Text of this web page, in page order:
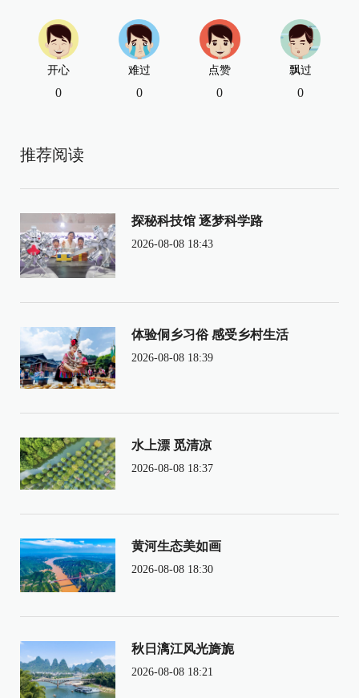
开心
0
难过
0
点赞
0
飘过
0
推荐阅读
探秘科技馆 逐梦科学路
2026-08-08 18:43
体验侗乡习俗 感受乡村生活
2026-08-08 18:39
水上漂 觅清凉
2026-08-08 18:37
黄河生态美如画
2026-08-08 18:30
秋日漓江风光旖旎
2026-08-08 18:21